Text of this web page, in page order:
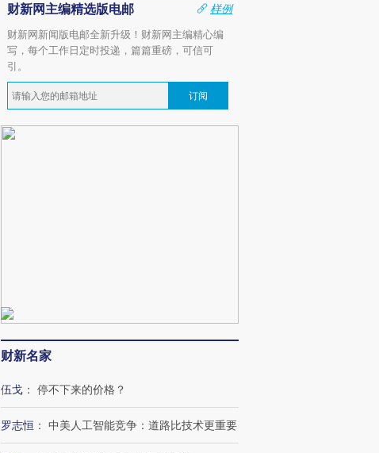
财新网主编精选版电邮
样例
财新网新闻版电邮全新升级！财新网主编精心编
写，每个工作日定时投递，篇篇重磅，可信可
引。
订阅
财新名家
伍戈 ： 停不下来的价格？
罗志恒 ： 中美人工智能竞争：道路比技术更重要